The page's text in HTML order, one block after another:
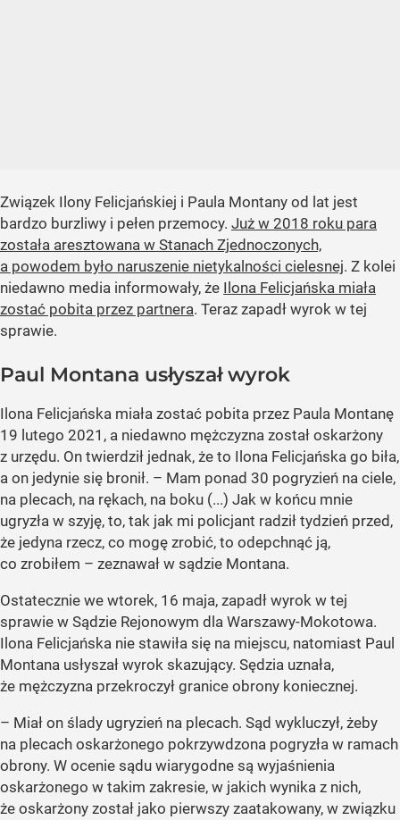
Związek Ilony Felicjańskiej i Paula Montany od lat jest
bardzo burzliwy i pełen przemocy. Już w 2018 roku para
została aresztowana w Stanach Zjednoczonych,
a powodem było naruszenie nietykalności cielesnej. Z kolei
niedawno media informowały, że Ilona Felicjańska miała
zostać pobita przez partnera. Teraz zapadł wyrok w tej
sprawie.
Paul Montana usłyszał wyrok
Ilona Felicjańska miała zostać pobita przez Paula Montanę
19 lutego 2021, a niedawno mężczyzna został oskarżony
z urzędu. On twierdził jednak, że to Ilona Felicjańska go biła,
a on jedynie się bronił. – Mam ponad 30 pogryzień na ciele,
na plecach, na rękach, na boku (...) Jak w końcu mnie
ugryzła w szyję, to, tak jak mi policjant radził tydzień przed,
że jedyna rzecz, co mogę zrobić, to odepchnąć ją,
co zrobiłem – zeznawał w sądzie Montana.
Ostatecznie we wtorek, 16 maja, zapadł wyrok w tej
sprawie w Sądzie Rejonowym dla Warszawy-Mokotowa.
Ilona Felicjańska nie stawiła się na miejscu, natomiast Paul
Montana usłyszał wyrok skazujący. Sędzia uznała,
że mężczyzna przekroczył granice obrony koniecznej.
– Miał on ślady ugryzień na plecach. Sąd wykluczył, żeby
na plecach oskarżonego pokrzywdzona pogryzła w ramach
obrony. W ocenie sądu wiarygodne są wyjaśnienia
oskarżonego w takim zakresie, w jakich wynika z nich,
że oskarżony został jako pierwszy zaatakowany, w związku